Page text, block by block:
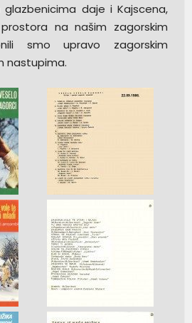
daje i Kajscena,
na našim zagorskim
smo upravo zagorskim
nastupima.